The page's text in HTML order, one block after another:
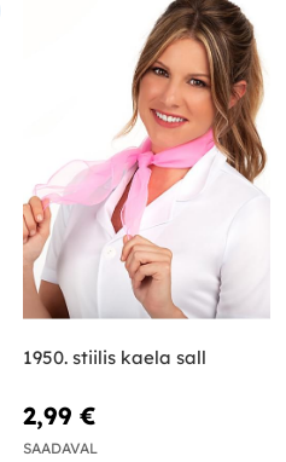
1950. stiilis kaela sall
2,99 €
SAADAVAL